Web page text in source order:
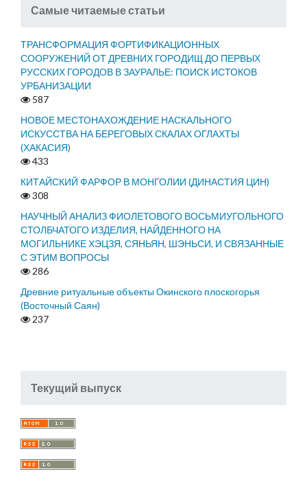
Самые читаемые статьи
ТРАНСФОРМАЦИЯ ФОРТИФИКАЦИОННЫХ
СООРУЖЕНИЙ ОТ ДРЕВНИХ ГОРОДИЩ ДО ПЕРВЫХ
РУССКИХ ГОРОДОВ В ЗАУРАЛЬЕ: ПОИСК ИСТОКОВ
УРБАНИЗАЦИИ
587
НОВОЕ МЕСТОНАХОЖДЕНИЕ НАСКАЛЬНОГО
ИСКУССТВА НА БЕРЕГОВЫХ СКАЛАХ ОГЛАХТЫ
(ХАКАСИЯ)
433
КИТАЙСКИЙ ФАРФОР В МОНГОЛИИ (ДИНАСТИЯ ЦИН)
308
НАУЧНЫЙ АНАЛИЗ ФИОЛЕТОВОГО ВОСЬМИУГОЛЬНОГО
СТОЛБЧАТОГО ИЗДЕЛИЯ, НАЙДЕННОГО НА
МОГИЛЬНИКЕ ХЭЦЗЯ, СЯНЬЯН, ШЭНЬСИ, И СВЯЗАННЫЕ
С ЭТИМ ВОПРОСЫ
286
Древние ритуальные объекты Окинского плоскогорья
(Восточный Саян)
237
Текущий выпуск